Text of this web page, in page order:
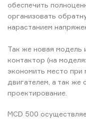
обеспечить
организовать
нарастанием
Так же новая модель
контактор (на
экономить место при
двигателем, а так же
проектирование.
MCD 500